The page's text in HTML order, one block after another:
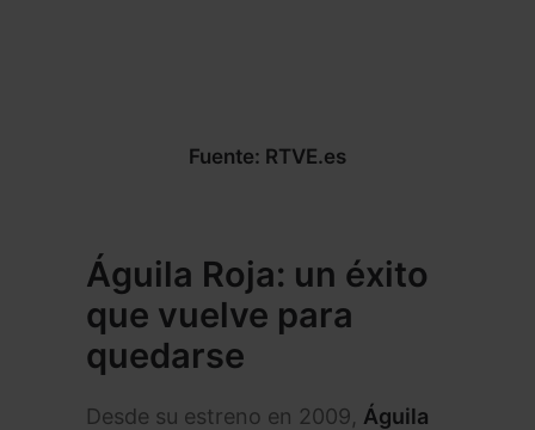
Fuente: RTVE.es
Águila Roja: un éxito
que vuelve para
quedarse
Desde su estreno en 2009, Águila